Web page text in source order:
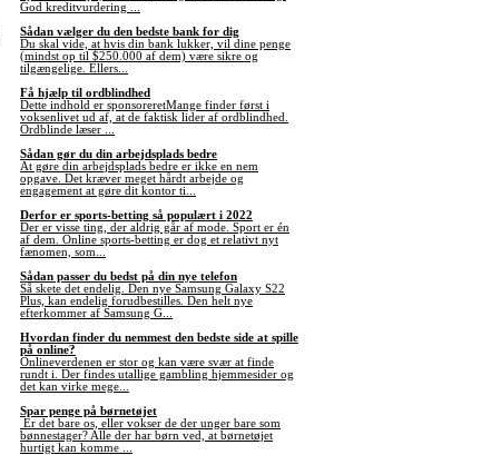
God kreditvurdering ...
Sådan vælger du den bedste bank for dig
Du skal vide, at hvis din bank lukker, vil dine penge
(mindst op til $250.000 af dem) være sikre og
tilgængelige. Ellers...
Få hjælp til ordblindhed
Dette indhold er sponsoreretMange finder først i
voksenlivet ud af, at de faktisk lider af ordblindhed.
Ordblinde læser ...
Sådan gør du din arbejdsplads bedre
At gøre din arbejdsplads bedre er ikke en nem
opgave. Det kræver meget hårdt arbejde og
engagement at gøre dit kontor ti...
Derfor er sports-betting så populært i 2022
Der er visse ting, der aldrig går af mode. Sport er én
af dem. Online sports-betting er dog et relativt nyt
fænomen, som...
Sådan passer du bedst på din nye telefon
Så skete det endelig. Den nye Samsung Galaxy S22
Plus, kan endelig forudbestilles. Den helt nye
efterkommer af Samsung G...
Hvordan finder du nemmest den bedste side at spille
på online?
Onlineverdenen er stor og kan være svær at finde
rundt i. Der findes utallige gambling hjemmesider og
det kan virke mege...
Spar penge på børnetøjet
Er det bare os, eller vokser de der unger bare som
bønnestager? Alle der har børn ved, at børnetøjet
hurtigt kan komme ...